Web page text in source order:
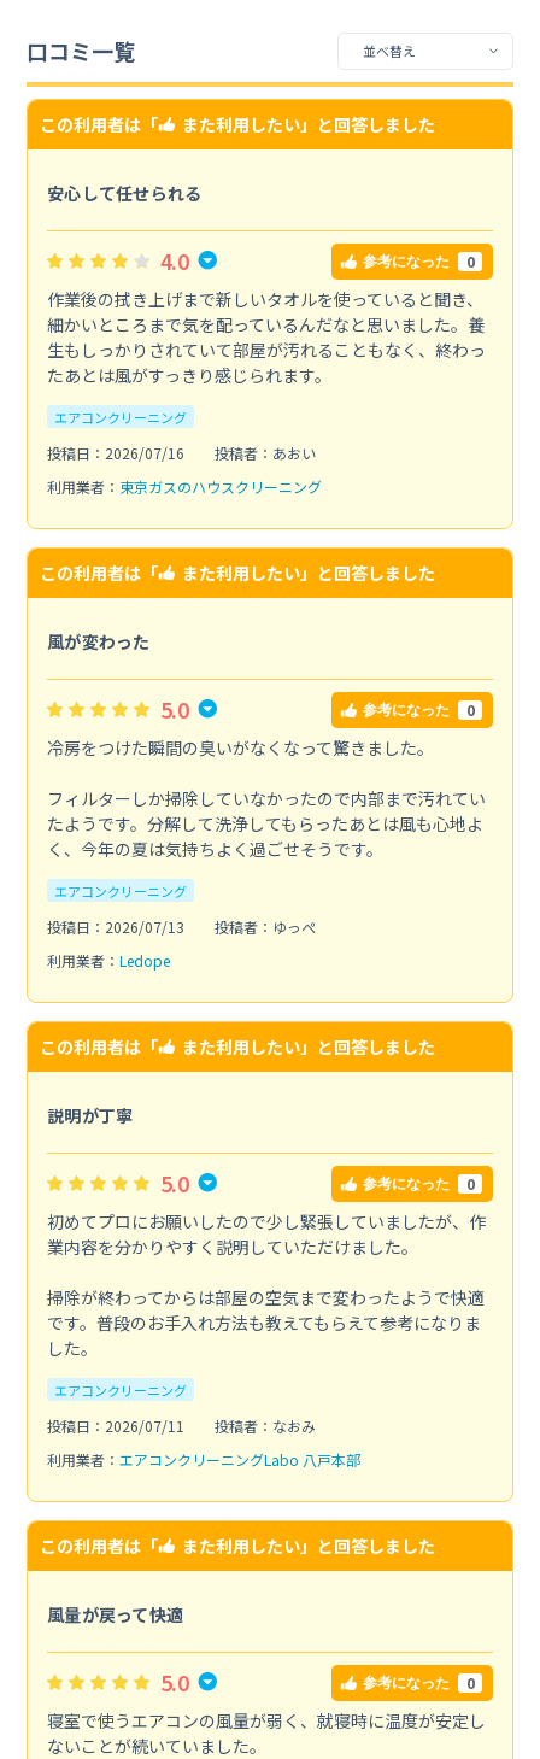
口コミ一覧
この利用者は「 また利用したい」と回答しました
安心して任せられる
4.0 参考になった 0
作業後の拭き上げまで新しいタオルを使っていると聞き、
細かいところまで気を配っているんだなと思いました。養
生もしっかりされていて部屋が汚れることもなく、終わっ
たあとは風がすっきり感じられます。
エアコンクリーニング
投稿日：2026/07/16
投稿者：あおい
利用業者： 東京ガスのハウスクリーニング
この利用者は「 また利用したい」と回答しました
風が変わった
5.0 参考になった 0
冷房をつけた瞬間の臭いがなくなって驚きました。
フィルターしか掃除していなかったので内部まで汚れてい
たようです。分解して洗浄してもらったあとは風も心地よ
く、今年の夏は気持ちよく過ごせそうです。
エアコンクリーニング
投稿日：2026/07/13
投稿者：ゆっぺ
利用業者： Ledope
この利用者は「 また利用したい」と回答しました
説明が丁寧
5.0 参考になった 0
初めてプロにお願いしたので少し緊張していましたが、作
業内容を分かりやすく説明していただけました。
掃除が終わってからは部屋の空気まで変わったようで快適
です。普段のお手入れ方法も教えてもらえて参考になりま
した。
エアコンクリーニング
投稿日：2026/07/11
投稿者：なおみ
利用業者： エアコンクリーニングLabo 八戸本部
この利用者は「 また利用したい」と回答しました
風量が戻って快適
5.0 参考になった 0
寝室で使うエアコンの風量が弱く、就寝時に温度が安定し
ないことが続いていました。